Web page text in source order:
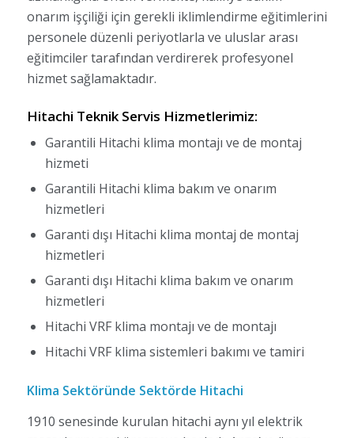
onarım işçiliği için gerekli iklimlendirme eğitimlerini
personele düzenli periyotlarla ve uluslar arası
eğitimciler tarafından verdirerek profesyonel
hizmet sağlamaktadır.
Hitachi Teknik Servis Hizmetlerimiz:
Garantili Hitachi klima montajı ve de montaj
hizmeti
Garantili Hitachi klima bakım ve onarım
hizmetleri
Garanti dışı Hitachi klima montaj de montaj
hizmetleri
Garanti dışı Hitachi klima bakım ve onarım
hizmetleri
Hitachi VRF klima montajı ve de montajı
Hitachi VRF klima sistemleri bakımı ve tamiri
Klima Sektöründe Sektörde Hitachi
1910 senesinde kurulan hitachi aynı yıl elektrik